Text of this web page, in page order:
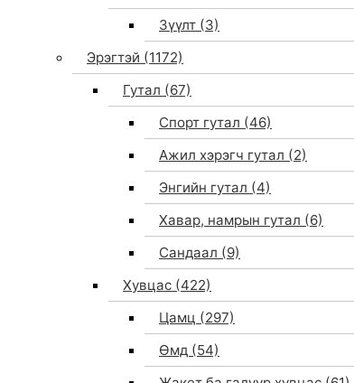
Зүүлт (3)
Эрэгтэй (1172)
Гутал (67)
Спорт гутал (46)
Ажил хэрэгч гутал (2)
Энгийн гутал (4)
Хавар, намрын гутал (6)
Сандаал (9)
Хувцас (422)
Цамц (297)
Өмд (54)